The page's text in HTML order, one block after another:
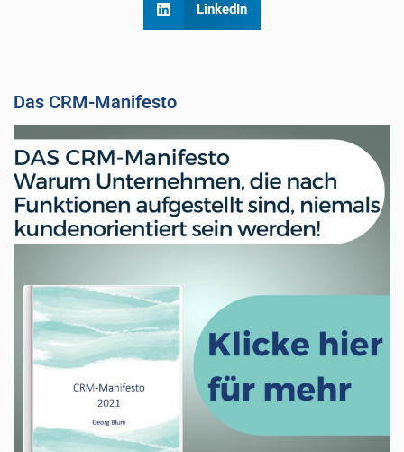
LinkedIn
Das CRM-Manifesto